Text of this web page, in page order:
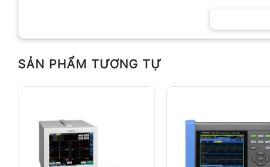
SẢN PHẨM TƯƠNG TỰ